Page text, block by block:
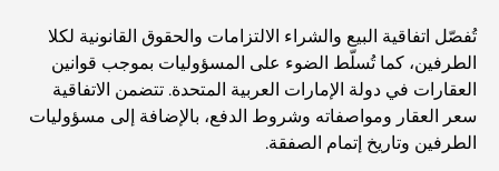
Best Hotels in Business Bay, Dubai: Your Ultimate
Guide
المدارس القريبة من نخلة جميرا: دليل شامل للعائلات
تُفصّل اتفاقية البيع والشراء الالتزامات والحقوق القانونية لكلا
الطرفين، كما تُسلّط الضوء على المسؤوليات بموجب قوانين
العقارات في دولة الإمارات العربية المتحدة. تتضمن الاتفاقية
سعر العقار ومواصفاته وشروط الدفع، بالإضافة إلى مسؤوليات
الطرفين وتاريخ إتمام الصفقة.